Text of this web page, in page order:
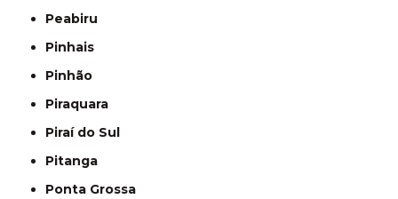
Peabiru
Pinhais
Pinhão
Piraquara
Piraí do Sul
Pitanga
Ponta Grossa